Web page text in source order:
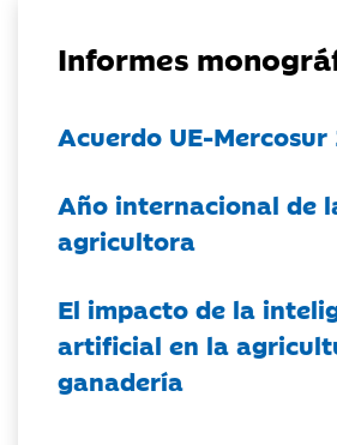
Informes
Acuerdo UE-
Año internacional de
agricultora
El impacto de la
artificial en la
ganadería